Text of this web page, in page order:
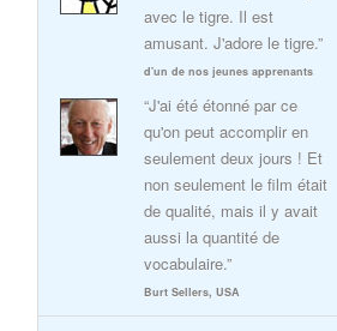
avec le tigre. Il est
amusant. J'adore le tigre.”
d'un de nos jeunes apprenants
“J'ai été étonné par ce
qu'on peut accomplir en
seulement deux jours ! Et
non seulement le film était
de qualité, mais il y avait
aussi la quantité de
vocabulaire.”
Burt Sellers, USA